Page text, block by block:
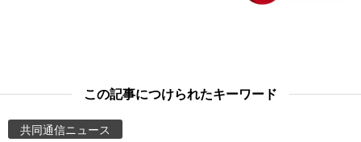
People
この記事につけられたキーワード
共同通信ニュース